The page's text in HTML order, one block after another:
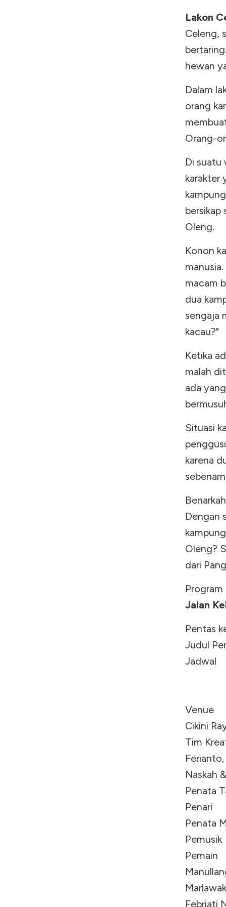
Lakon
Celeng,
hewan
Dalam
orang
Orang-
Di suatu
karakter
bersikap
Oleng.
Konon
macam
dua
sengaja
kacau?"
Ketika
malah
ada
Situasi
karena
Dengan
Oleng?
dari
Jalan
Judul
Venue
Cikini
Tim
Naskah
Febriati